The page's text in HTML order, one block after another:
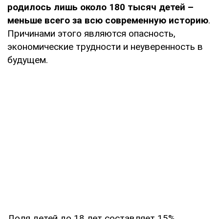
родилось лишь около 180 тысяч детей –
меньше всего за всю современную историю.
Причинами этого являются опасность,
экономические трудности и неуверенность в
будущем.